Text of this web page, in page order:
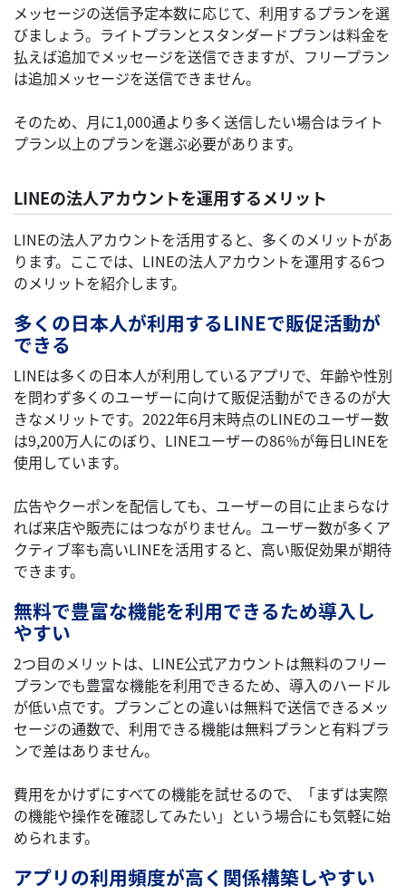
メッセージの送信予定本数に応じて、利用するプランを選
びましょう。ライトプランとスタンダードプランは料金を
払えば追加でメッセージを送信できますが、フリープラン
は追加メッセージを送信できません。
そのため、月に1,000通より多く送信したい場合はライト
プラン以上のプランを選ぶ必要があります。
LINEの法人アカウントを運用するメリット
LINEの法人アカウントを活用すると、多くのメリットがあ
ります。ここでは、LINEの法人アカウントを運用する6つ
のメリットを紹介します。
多くの日本人が利用するLINEで販促活動が
できる
LINEは多くの日本人が利用しているアプリで、年齢や性別
を問わず多くのユーザーに向けて販促活動ができるのが大
きなメリットです。2022年6月末時点のLINEのユーザー数
は9,200万人にのぼり、LINEユーザーの86％が毎日LINEを
使用しています。
広告やクーポンを配信しても、ユーザーの目に止まらなけ
れば来店や販売にはつながりません。ユーザー数が多くア
クティブ率も高いLINEを活用すると、高い販促効果が期待
できます。
無料で豊富な機能を利用できるため導入し
やすい
2つ目のメリットは、LINE公式アカウントは無料のフリー
プランでも豊富な機能を利用できるため、導入のハードル
が低い点です。プランごとの違いは無料で送信できるメッ
セージの通数で、利用できる機能は無料プランと有料プラ
ンで差はありません。
費用をかけずにすべての機能を試せるので、「まずは実際
の機能や操作を確認してみたい」という場合にも気軽に始
められます。
アプリの利用頻度が高く関係構築しやすい